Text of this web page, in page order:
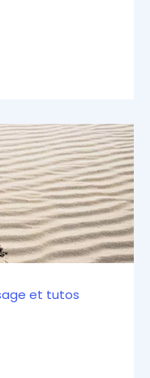
et tutos